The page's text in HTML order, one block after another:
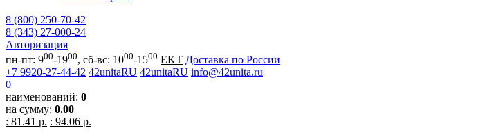
8 (800) 250-70-42
8 (343) 27-000-24
Авторизация
пн-пт: 900-1900, сб-вс: 1000-1500 EKT Доставка по России
+7 9920-27-44-42 42unitaRU 42unitaRU info@42unita.ru
0
наименований: 0
на сумму: 0.00
: 81.41 р. : 94.06 р.